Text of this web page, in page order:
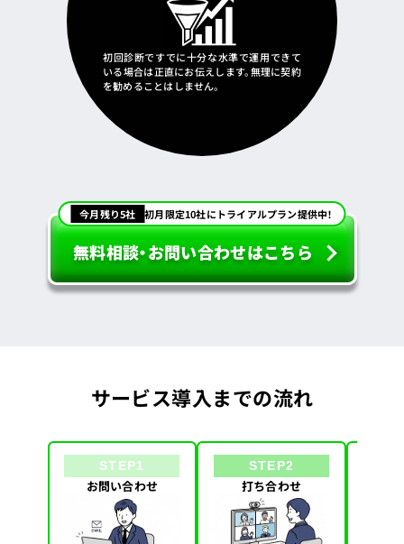
初回診断ですでに十分な水準で運用できて
いる場合は正直にお伝えします。無理に契約
を勧めることはしません。
今月残り5社 初月限定10社にトライアルプラン提供中！
無料相談・お問い合わせはこちら
サービス導入までの流れ
STEP1
お問い合わせ
STEP2
打ち合わせ